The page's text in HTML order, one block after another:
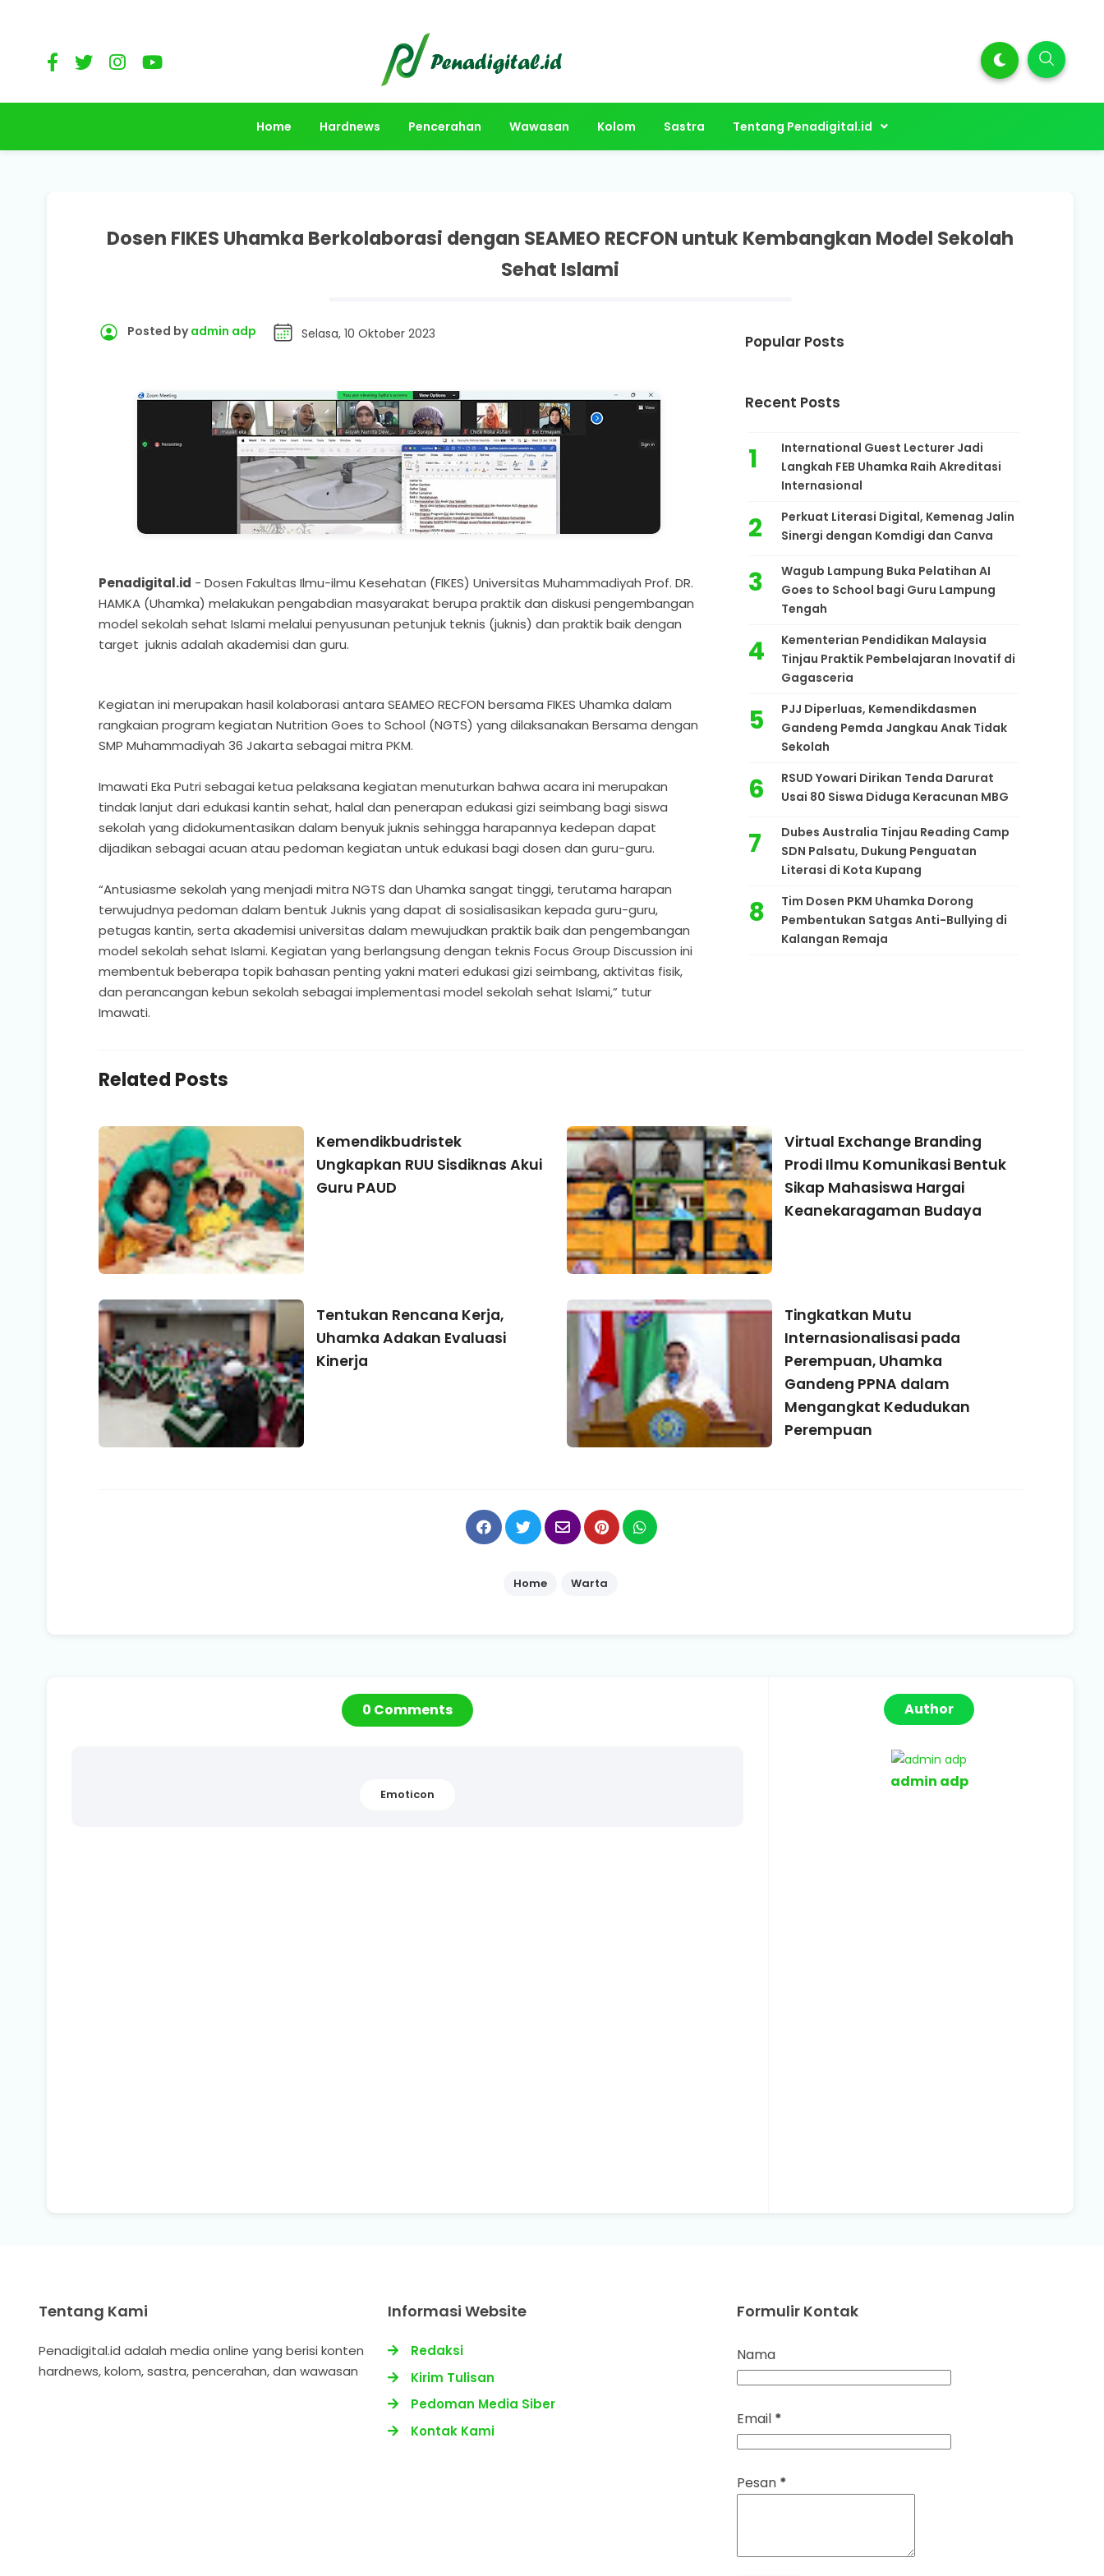
Home Hardnews Pencerahan Wawasan Kolom Sastra Tentang Penadigital.id
Dosen FIKES Uhamka Berkolaborasi dengan SEAMEO RECFON untuk Kembangkan Model Sekolah
Sehat Islami
Posted byadmin adp Selasa, 10 Oktober 2023
Penadigital.id - Dosen Fakultas Ilmu-ilmu Kesehatan (FIKES) Universitas Muhammadiyah Prof. DR.
HAMKA (Uhamka) melakukan pengabdian masyarakat berupa praktik dan diskusi pengembangan
model sekolah sehat Islami melalui penyusunan petunjuk teknis (juknis) dan praktik baik dengan
target juknis adalah akademisi dan guru.
Kegiatan ini merupakan hasil kolaborasi antara SEAMEO RECFON bersama FIKES Uhamka dalam
rangkaian program kegiatan Nutrition Goes to School (NGTS) yang dilaksanakan Bersama dengan
SMP Muhammadiyah 36 Jakarta sebagai mitra PKM.
Imawati Eka Putri sebagai ketua pelaksana kegiatan menuturkan bahwa acara ini merupakan
tindak lanjut dari edukasi kantin sehat, halal dan penerapan edukasi gizi seimbang bagi siswa
sekolah yang didokumentasikan dalam benyuk juknis sehingga harapannya kedepan dapat
dijadikan sebagai acuan atau pedoman kegiatan untuk edukasi bagi dosen dan guru-guru.
“Antusiasme sekolah yang menjadi mitra NGTS dan Uhamka sangat tinggi, terutama harapan
terwujudnya pedoman dalam bentuk Juknis yang dapat di sosialisasikan kepada guru-guru,
petugas kantin, serta akademisi universitas dalam mewujudkan praktik baik dan pengembangan
model sekolah sehat Islami. Kegiatan yang berlangsung dengan teknis Focus Group Discussion ini
membentuk beberapa topik bahasan penting yakni materi edukasi gizi seimbang, aktivitas fisik,
dan perancangan kebun sekolah sebagai implementasi model sekolah sehat Islami,” tutur
Imawati.
Popular Posts
Recent Posts
International Guest Lecturer Jadi
Langkah FEB Uhamka Raih Akreditasi
Internasional
Perkuat Literasi Digital, Kemenag Jalin
Sinergi dengan Komdigi dan Canva
Wagub Lampung Buka Pelatihan AI
Goes to School bagi Guru Lampung
Tengah
Kementerian Pendidikan Malaysia
Tinjau Praktik Pembelajaran Inovatif di
Gagasceria
PJJ Diperluas, Kemendikdasmen
Gandeng Pemda Jangkau Anak Tidak
Sekolah
RSUD Yowari Dirikan Tenda Darurat
Usai 80 Siswa Diduga Keracunan MBG
Dubes Australia Tinjau Reading Camp
SDN Palsatu, Dukung Penguatan
Literasi di Kota Kupang
Tim Dosen PKM Uhamka Dorong
Pembentukan Satgas Anti-Bullying di
Kalangan Remaja
Related Posts
Kemendikbudristek
Ungkapkan RUU Sisdiknas Akui
Guru PAUD
Virtual Exchange Branding
Prodi Ilmu Komunikasi Bentuk
Sikap Mahasiswa Hargai
Keanekaragaman Budaya
Tentukan Rencana Kerja,
Uhamka Adakan Evaluasi
Kinerja
Tingkatkan Mutu
Internasionalisasi pada
Perempuan, Uhamka
Gandeng PPNA dalam
Mengangkat Kedudukan
Perempuan
Home Warta
0 Comments
Emoticon
Author
admin adp
Tentang Kami
Penadigital.id adalah media online yang berisi konten
hardnews, kolom, sastra, pencerahan, dan wawasan
Informasi Website
Redaksi
Kirim Tulisan
Pedoman Media Siber
Kontak Kami
Formulir Kontak
Nama
Email *
Pesan *